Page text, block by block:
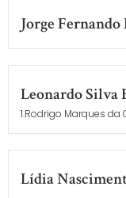
Jorge
Leonardo Silva
1.Rodrigo Marques da
Lídia